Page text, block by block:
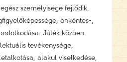
személyisége fejlődik.
önkéntes-,
Játék közben
tevékenysége,
alakul viselkedése,